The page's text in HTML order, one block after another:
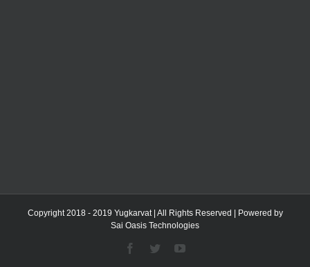
Copyright 2018 - 2019 Yugkarvat | All Rights Reserved | Powered by
Sai Oasis Technologies
Facebook
TwitterYouTube